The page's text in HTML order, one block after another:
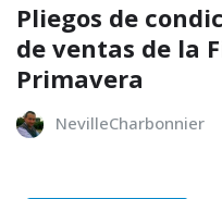
Pliegos de
de ventas de la
Primavera
NevilleCharbonnier